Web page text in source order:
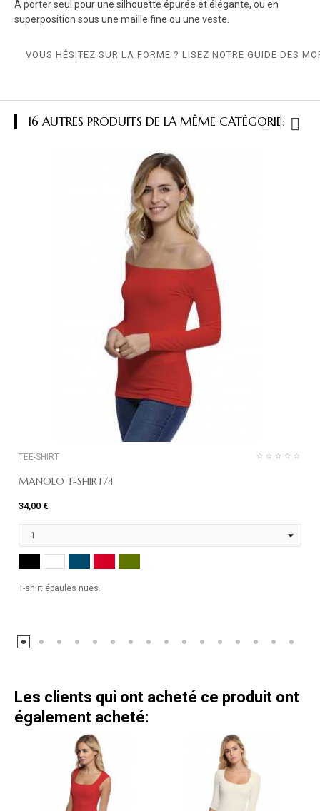
À porter seul pour une silhouette épurée et élégante, ou en
superposition sous une maille fine ou une veste.
VOUS HÉSITEZ SUR LA FORME ? LISEZ NOTRE GUIDE DES
16 AUTRES PRODUITS DE LA MÊME CATÉGORIE:
TEE-SHIRT
MANOLO T-SHIRT/4
34,00 €
T-shirt épaules nues.
Les clients qui ont acheté ce produit ont
également acheté: